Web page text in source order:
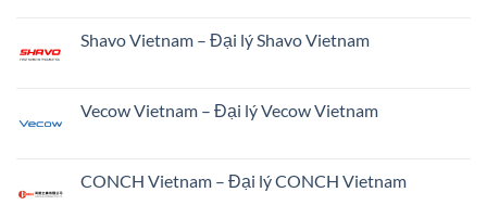
Shavo Vietnam – Đại lý Shavo Vietnam
Vecow Vietnam – Đại lý Vecow Vietnam
CONCH Vietnam – Đại lý CONCH Vietnam